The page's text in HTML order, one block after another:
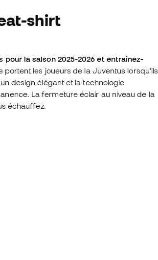
shirt
la saison 2025-2026 et entraînez-
portent les joueurs de la Juventus lorsqu'ils
design élégant et la technologie
La fermeture éclair au niveau de la
échauffez.